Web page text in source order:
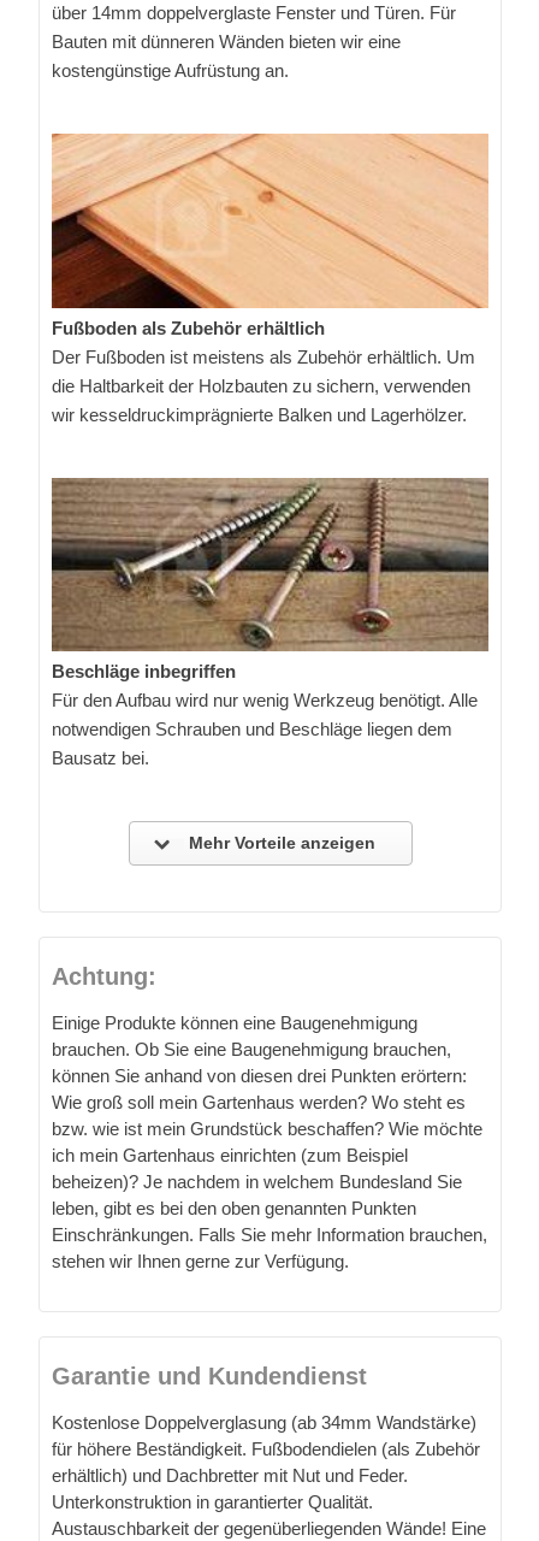
über 14mm doppelverglaste Fenster und Türen. Für
Bauten mit dünneren Wänden bieten wir eine
kostengünstige Aufrüstung an.
Fußboden als Zubehör erhältlich
Der Fußboden ist meistens als Zubehör erhältlich. Um
die Haltbarkeit der Holzbauten zu sichern, verwenden
wir kesseldruckimprägnierte Balken und Lagerhölzer.
Beschläge inbegriffen
Für den Aufbau wird nur wenig Werkzeug benötigt. Alle
notwendigen Schrauben und Beschläge liegen dem
Bausatz bei.
Mehr Vorteile anzeigen
Achtung:
Einige Produkte können eine Baugenehmigung
brauchen. Ob Sie eine Baugenehmigung brauchen,
können Sie anhand von diesen drei Punkten erörtern:
Wie groß soll mein Gartenhaus werden? Wo steht es
bzw. wie ist mein Grundstück beschaffen? Wie möchte
ich mein Gartenhaus einrichten (zum Beispiel
beheizen)? Je nachdem in welchem Bundesland Sie
leben, gibt es bei den oben genannten Punkten
Einschränkungen. Falls Sie mehr Information brauchen,
stehen wir Ihnen gerne zur Verfügung.
Garantie und Kundendienst
Kostenlose Doppelverglasung (ab 34mm Wandstärke)
für höhere Beständigkeit. Fußbodendielen (als Zubehör
erhältlich) und Dachbretter mit Nut und Feder.
Unterkonstruktion in garantierter Qualität.
Austauschbarkeit der gegenüberliegenden Wände! Eine